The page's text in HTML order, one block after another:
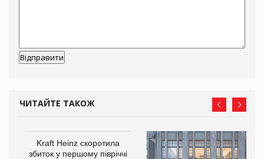
ЧИТАЙТЕ ТАКОЖ
Kraft Heinz скоротила
збиток у першому півріччі